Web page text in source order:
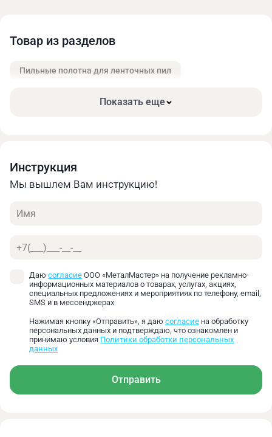
Товар из разделов
Пильные полотна для ленточных пил
Показать еще
Инструкция
Мы вышлем Вам инструкцию!
Имя
Телефон
Даю согласие ООО «МеталМастер» на получение рекламно-
информационных материалов о товарах, услугах, акциях,
специальных предложениях и мероприятиях по телефону, email,
SMS и в мессенджерах
Нажимая кнопку «Отправить», я даю согласие на обработку
персональных данных и подтверждаю, что ознакомлен и
принимаю условия Политики обработки персональных
данных
Отправить